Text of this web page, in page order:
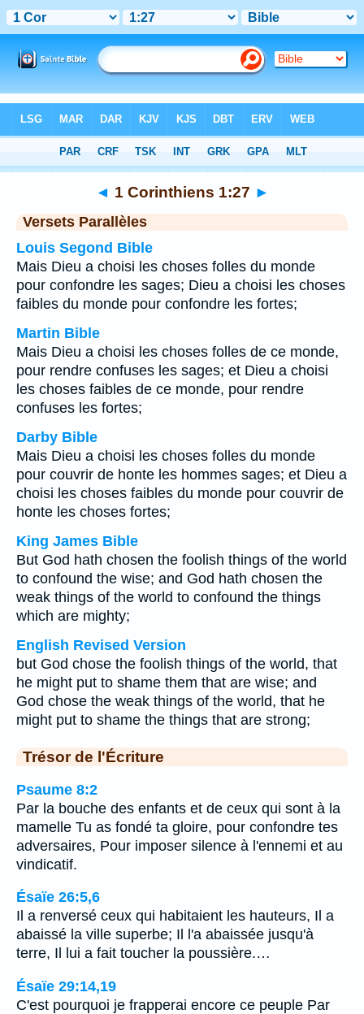
> Chapitre 1 > Verset 27
◄ 1 Corinthiens 1:27 ►
Versets Parallèles
Louis Segond Bible
Mais Dieu a choisi les choses folles du monde
pour confondre les sages; Dieu a choisi les choses
faibles du monde pour confondre les fortes;
Martin Bible
Mais Dieu a choisi les choses folles de ce monde,
pour rendre confuses les sages; et Dieu a choisi
les choses faibles de ce monde, pour rendre
confuses les fortes;
Darby Bible
Mais Dieu a choisi les choses folles du monde
pour couvrir de honte les hommes sages; et Dieu a
choisi les choses faibles du monde pour couvrir de
honte les choses fortes;
King James Bible
But God hath chosen the foolish things of the world
to confound the wise; and God hath chosen the
weak things of the world to confound the things
which are mighty;
English Revised Version
but God chose the foolish things of the world, that
he might put to shame them that are wise; and
God chose the weak things of the world, that he
might put to shame the things that are strong;
Trésor de l'Écriture
Psaume 8:2
Par la bouche des enfants et de ceux qui sont à la
mamelle Tu as fondé ta gloire, pour confondre tes
adversaires, Pour imposer silence à l'ennemi et au
vindicatif.
Ésaïe 26:5,6
Il a renversé ceux qui habitaient les hauteurs, Il a
abaissé la ville superbe; Il l'a abaissée jusqu'à
terre, Il lui a fait toucher la poussière.…
Ésaïe 29:14,19
C'est pourquoi je frapperai encore ce peuple Par